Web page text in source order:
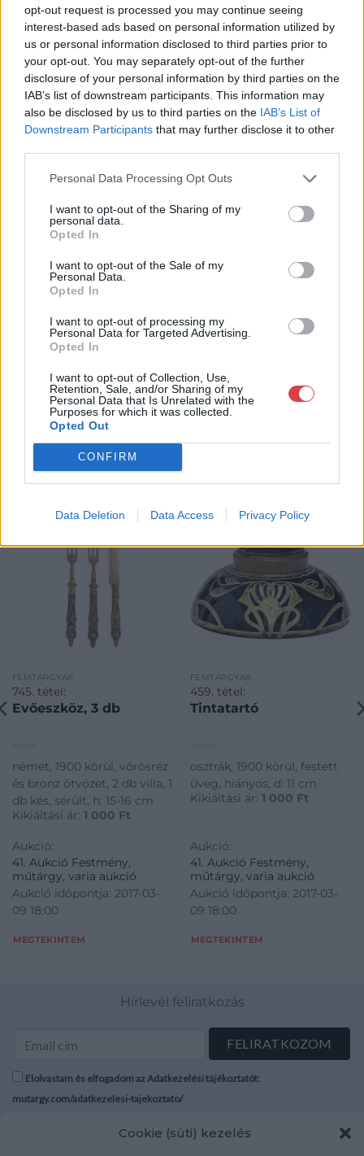
opt-out request is processed you may continue seeing
interest-based ads based on personal information utilized by
us or personal information disclosed to third parties prior to
your opt-out. You may separately opt-out of the further
disclosure of your personal information by third parties on the
IAB’s list of downstream participants. This information may
also be disclosed by us to third parties on the IAB’s List of
Downstream Participants that may further disclose it to other
Personal Data Processing Opt Outs
I want to opt-out of the Sharing of my
personal data.
Opted In
I want to opt-out of the Sale of my
Personal Data.
Opted In
I want to opt-out of processing my
Personal Data for Targeted Advertising.
Opted In
I want to opt-out of Collection, Use,
Retention, Sale, and/or Sharing of my
Personal Data that Is Unrelated with the
Purposes for which it was collected.
Opted Out
CONFIRM
Data Deletion Data Access Privacy Policy
Cookie (süti) kezelés
Aukció ideje: 18:00
Aukció helye: Budapest, Biksady Galéria
Tételszám: 806
Eladó adatai
Eladó: Biksady Galéria
Biksady Galéria Kft.
24-26.
GALÉRIA TOVÁBBI MŰTÁRGYAI
KAPCSOLÓDÓ MŰTÁRGYAK
FÉMTÁRGYAK
745. tétel:
Evőeszköz, 3 db
német, 1900 körül, vörösréz
és bronz ötvözet, 2 db villa, 1
db kés, sérült, h: 15-16 cm
Kikiáltási ár: 1 000 Ft
Aukció:
41. Aukció Festmény,
műtárgy, varia aukció
Aukció időpontja: 2017-03-
09 18:00
MEGTEKINTEM
FÉMTÁRGYAK
459. tétel:
Tintatartó
osztrák, 1900 körül, festett
üveg, hiányos, d: 11 cm
Kikiáltási ár: 1 000 Ft
Aukció:
41. Aukció Festmény,
műtárgy, varia aukció
Aukció időpontja: 2017-03-
09 18:00
MEGTEKINTEM
Hírlevél feliratkozás
Elolvastam és elfogadom az Adatkezelési tájékoztatót:
mutargy.com/adatkezelesi-tajekoztato/
Áraink